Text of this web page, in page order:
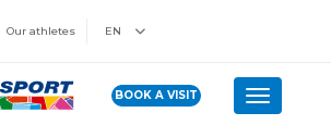
Our athletes EN
BOOK A VISIT Toggle